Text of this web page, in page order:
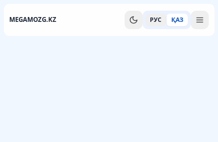
MEGAMOZG.KZ РУС ҚАЗ